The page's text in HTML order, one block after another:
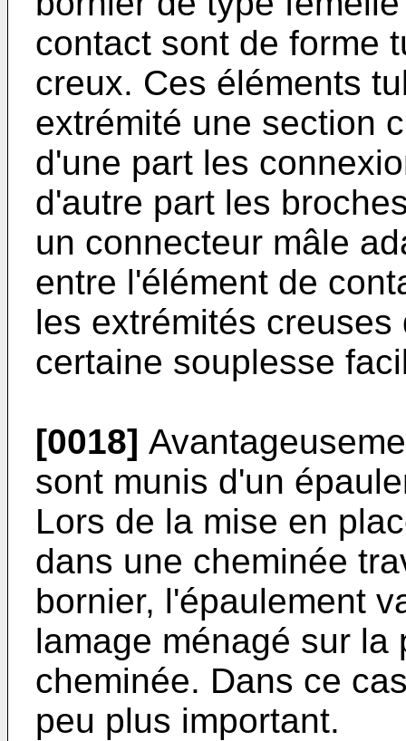
contact sont de forme
creux. Ces éléments
extrémité une section
d'une part les
d'autre part les
un connecteur mâle
entre l'élément de
les extrémités
certaine souplesse
[0018]
sont munis d'un
Lors de la mise en
dans une cheminée
bornier, l'épaulement
lamage ménagé sur la
cheminée. Dans ce
peu plus important.